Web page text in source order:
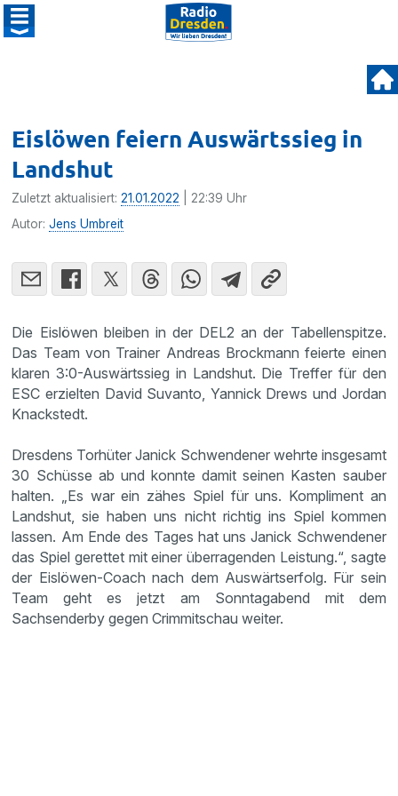
Eislöwen feiern Auswärtssieg in
Landshut
Zuletzt aktualisiert:21.01.2022 | 22:39 Uhr
Autor:Jens Umbreit
Die Eislöwen bleiben in der DEL2 an der Tabellenspitze.
Das Team von Trainer Andreas Brockmann feierte einen
klaren 3:0-Auswärtssieg in Landshut. Die Treffer für den
ESC erzielten David Suvanto, Yannick Drews und Jordan
Knackstedt.
Dresdens Torhüter Janick Schwendener wehrte insgesamt
30 Schüsse ab und konnte damit seinen Kasten sauber
halten. „Es war ein zähes Spiel für uns. Kompliment an
Landshut, sie haben uns nicht richtig ins Spiel kommen
lassen. Am Ende des Tages hat uns Janick Schwendener
das Spiel gerettet mit einer überragenden Leistung.“, sagte
der Eislöwen-Coach nach dem Auswärtserfolg. Für sein
Team geht es jetzt am Sonntagabend mit dem
Sachsenderby gegen Crimmitschau weiter.